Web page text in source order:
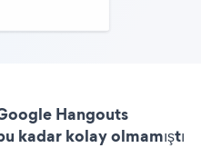
Hangouts
kadar kolay olmamıştı